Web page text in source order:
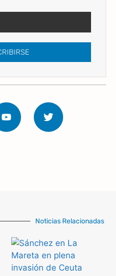
Noticias Relacionadas